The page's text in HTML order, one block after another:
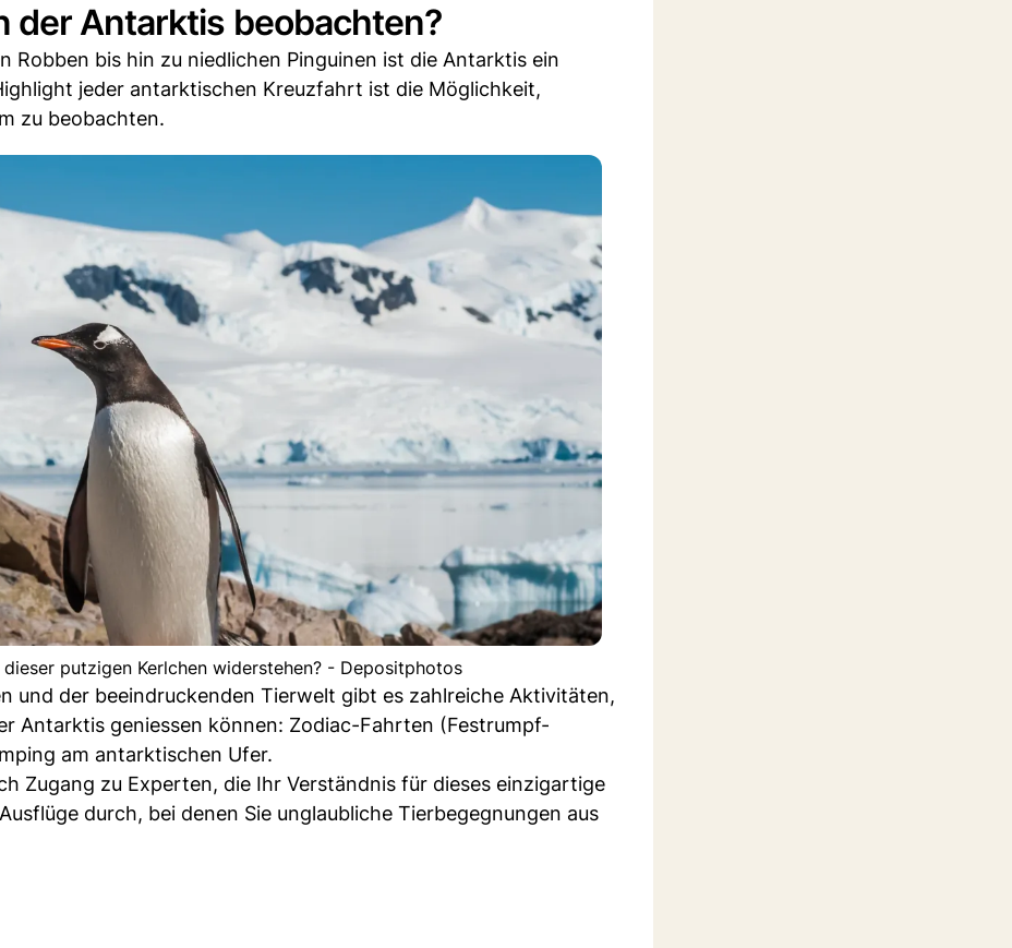
der Antarktis beobachten?
Robben bis hin zu niedlichen Pinguinen ist die Antarktis ein
jeder antarktischen Kreuzfahrt ist die Möglichkeit,
zu beobachten.
putzigen Kerlchen widerstehen? - Depositphotos
und der beeindruckenden Tierwelt gibt es zahlreiche Aktivitäten,
Antarktis geniessen können: Zodiac-Fahrten (Festrumpf-
am antarktischen Ufer.
Zugang zu Experten, die Ihr Verständnis für dieses einzigartige
durch, bei denen Sie unglaubliche Tierbegegnungen aus